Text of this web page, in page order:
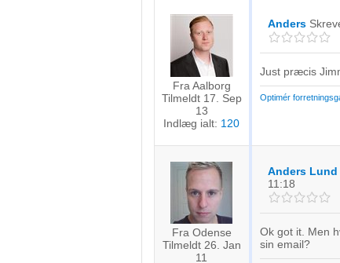
Fra Aalborg
Tilmeldt 17. Sep
13
Indlæg ialt: 120
Anders
Just præcis
Optimér
Fra Odense
Tilmeldt 26. Jan
11
Anders Lund
11:18
Ok got it. Men
sin email?